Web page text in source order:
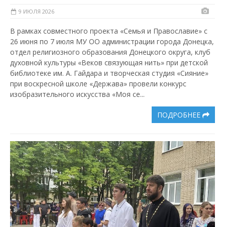
9 ИЮЛЯ 2026
В рамках совместного проекта «Семья и Православие» с
26 июня по 7 июля МУ ОО администрации города Донецка,
отдел религиозного образования Донецкого округа, клуб
духовной культуры «Веков связующая нить» при детской
библиотеке им. А. Гайдара и творческая студия «Сияние»
при воскресной школе «Держава» провели конкурс
изобразительного искусства «Моя се...
ПОДРОБНЕЕ